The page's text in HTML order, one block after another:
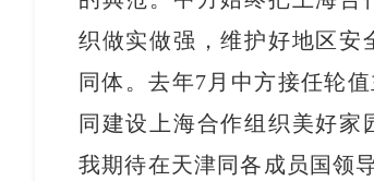
织做实做强，维护好地区安
同体。去年7月中方接任轮
同建设上海合作组织美好家
我期待在天津同各成员国领